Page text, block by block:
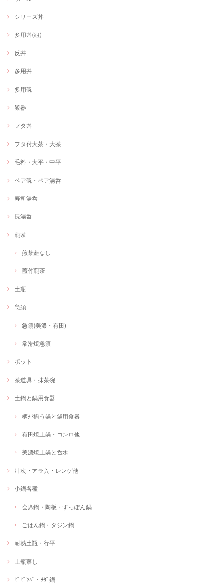
シリーズ丼
多用丼(組)
反丼
多用丼
多用碗
飯器
フタ丼
フタ付大茶・大茶
毛料・大平・中平
ペア碗・ペア湯呑
寿司湯呑
長湯呑
煎茶
煎茶蓋なし
蓋付煎茶
土瓶
急須
急須(美濃・有田)
常滑焼急須
ポット
茶道具・抹茶碗
土鍋と鍋用食器
柄が揃う鍋と鍋用食器
有田焼土鍋・コンロ他
美濃焼土鍋と呑水
汁次・アラ入・レンゲ他
小鍋各種
会席鍋・陶板・すっぽん鍋
ごはん鍋・タジン鍋
耐熱土瓶・行平
土瓶蒸し
ﾋﾞﾋﾞﾝﾊﾞ・ﾁｹﾞ鍋